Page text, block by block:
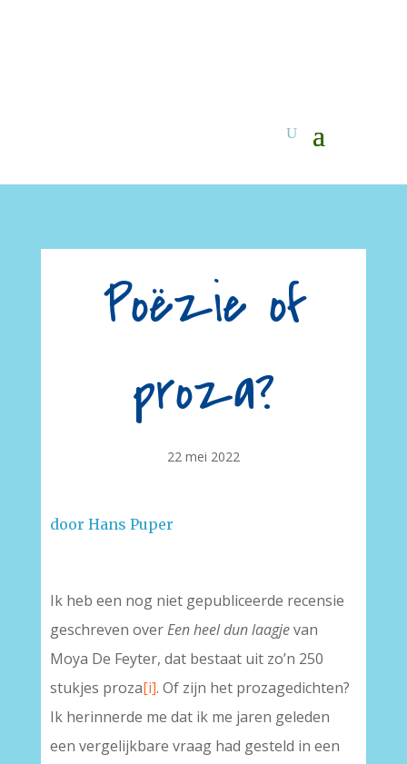
Poëzie of
proza?
22 mei 2022
door Hans Puper
Ik heb een nog niet gepubliceerde recensie
geschreven overEen heel dun laagjevan
Moya De Feyter, dat bestaat uit zo’n 250
stukjes proza[i]. Of zijn het prozagedichten?
Ik herinnerde me dat ik me jaren geleden
een vergelijkbare vraag had gesteld in een